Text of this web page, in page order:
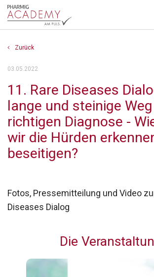
Hauptnavigation
Zurück
03.05.2022
11. Rare Diseases
lange und steinige
richtigen Diagnose -
wir die Hürden
beseitigen?
Fotos, Pressemitteilung und Video
Diseases Dialog
Die